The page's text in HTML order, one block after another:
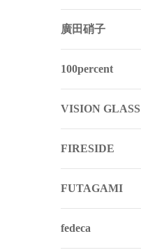
廣田硝子
100percent
VISION GLASS
FIRESIDE
FUTAGAMI
fedeca